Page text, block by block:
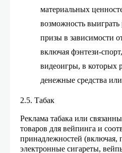
материальных
возможность
призы в зависимости
включая фэнтези-
видеоигры, в которых
денежные средства
2.5. Табак
Реклама табака или
товаров для вейпинга и
принадлежностей (включая,
электронные сигареты,